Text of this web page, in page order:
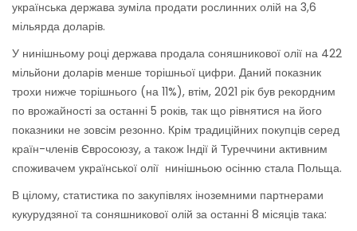
українська держава зуміла продати рослинних олій на 3,6
мільярда доларів.
У нинішньому році держава продала соняшникової олії на 422
мільйони доларів менше торішньої цифри. Даний показник
трохи нижче торішнього (на 11%), втім, 2021 рік був рекордним
по врожайності за останні 5 років, так що рівнятися на його
показники не зовсім резонно. Крім традиційних покупців серед
країн-членів Євросоюзу, а також Індії й Туреччини активним
споживачем української олії нинішньою осінню стала Польща.
В цілому, статистика по закупівлях іноземними партнерами
кукурудзяної та соняшникової олій за останні 8 місяців така: